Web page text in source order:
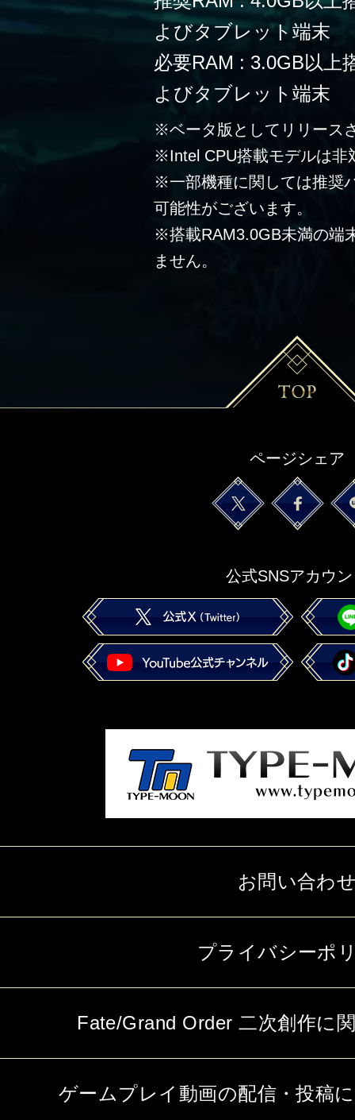
よびタブレット端末
必要RAM : 3.0GB以上
よびタブレット端末
※ベータ版としてリリース
※Intel CPU搭載モデルは非
※一部機種に関しては推奨
可能性がございます。
※搭載RAM3.0GB未満の端
ません。
ページシェア
公式SNSアカウ
お問い合わ
プライバシーポ
Fate/Grand Order 二次創作に
ゲームプレイ動画の配信・投稿